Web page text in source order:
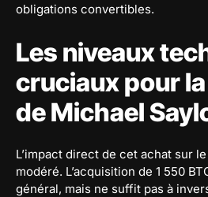
obligations convertibles.
Les niveaux
cruciaux pour
de Michael
L’impact direct de cet achat sur
modéré. L’acquisition de 1 550
général, mais ne suffit pas à